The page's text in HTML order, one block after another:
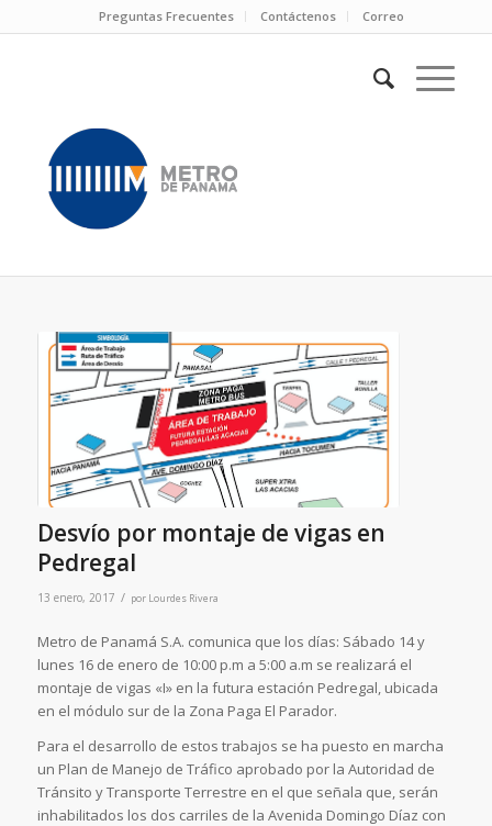
Preguntas Frecuentes Contáctenos Correo
Desvío por montaje de vigas en
Pedregal
13 enero, 2017 / por Lourdes Rivera
Metro de Panamá S.A. comunica que los días: Sábado 14 y
lunes 16 de enero de 10:00 p.m a 5:00 a.m se realizará el
montaje de vigas «I» en la futura estación Pedregal, ubicada
en el módulo sur de la Zona Paga El Parador.
Para el desarrollo de estos trabajos se ha puesto en marcha
un Plan de Manejo de Tráfico aprobado por la Autoridad de
Tránsito y Transporte Terrestre en el que señala que, serán
inhabilitados los dos carriles de la Avenida Domingo Díaz con